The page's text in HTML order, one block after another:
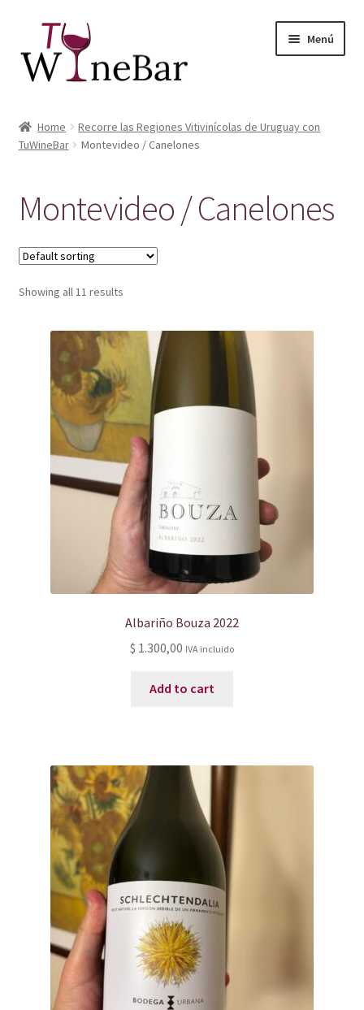
a
la
al
contenido
Menú
Tienda de Vinos y Productos
hijo
el
Home
Recorre las Regiones Vitivinícolas de Uruguay con
TuWineBar
Montevideo / Canelones
Montevideo / Canelones
Showing all 11 results
Albariño Bouza 2022
$ 1.300,00 IVA incluido
Add to cart